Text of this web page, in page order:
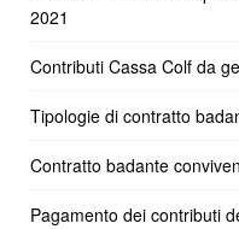
2021
Contributi Cassa Colf da
Tipologie di contratto
Contratto badante
Pagamento dei contributi